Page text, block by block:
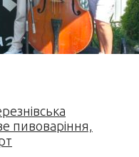
пивоваріння,